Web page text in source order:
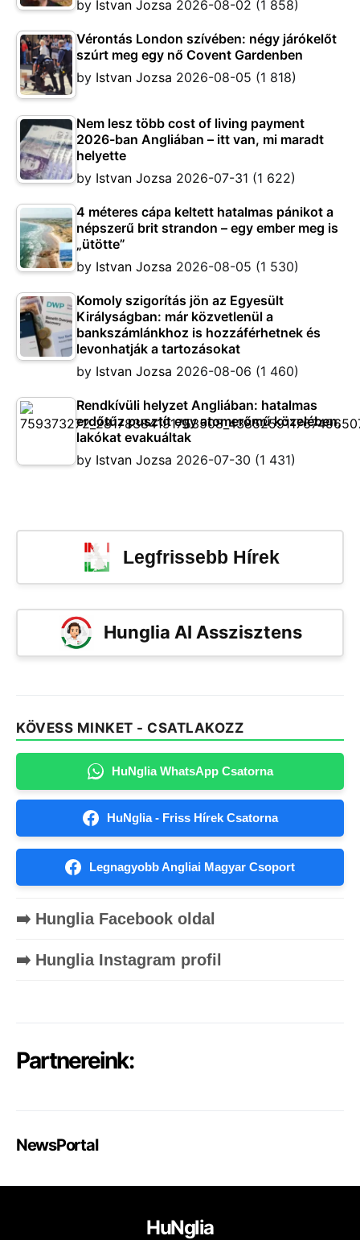
by Istvan Jozsa 2026-08-02 (1 858)
Vérontás London szívében: négy járókelőt
szúrt meg egy nő Covent Gardenben
by Istvan Jozsa 2026-08-05 (1 818)
Nem lesz több cost of living payment
2026-ban Angliában – itt van, mi maradt
helyette
by Istvan Jozsa 2026-07-31 (1 622)
4 méteres cápa keltett hatalmas pánikot a
népszerű brit strandon – egy ember meg is
„ütötte”
by Istvan Jozsa 2026-08-05 (1 530)
Komoly szigorítás jön az Egyesült
Királyságban: már közvetlenül a
bankszámlánkhoz is hozzáférhetnek és
levonhatják a tartozásokat
by Istvan Jozsa 2026-08-06 (1 460)
Rendkívüli helyzet Angliában: hatalmas
erdőtűz pusztít egy atomerőmű közelében,
lakókat evakuáltak
by Istvan Jozsa 2026-07-30 (1 431)
Legfrissebb Hírek
Hunglia AI Asszisztens
KÖVESS MINKET - CSATLAKOZZ
HuNglia WhatsApp Csatorna
HuNglia - Friss Hírek Csatorna
Legnagyobb Angliai Magyar Csoport
➡️ Hunglia Facebook oldal
➡️ Hunglia Instagram profil
Partnereink:
NewsPortal
HuNglia